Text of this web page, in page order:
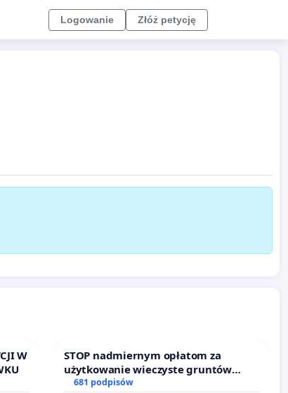
Logowanie Złóż petycję
W
STOP nadmiernym opłatom za
użytkowanie wieczyste gruntów
zajmowanych przez rodzinne ogrody
681 podpisów